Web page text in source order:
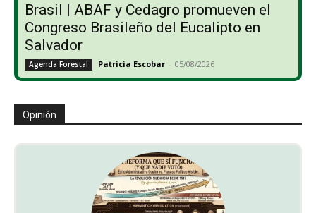
Brasil | ABAF y Cedagro promueven el
Congreso Brasileño del Eucalipto en
Salvador
Agenda Forestal Patricia Escobar - 05/08/2026
Opinión